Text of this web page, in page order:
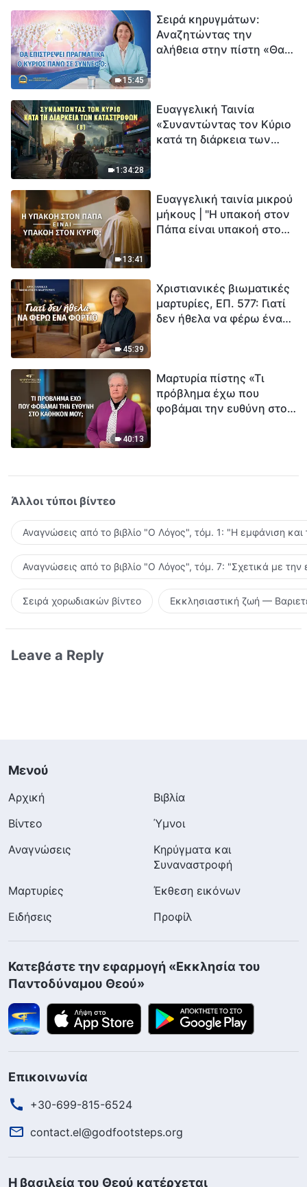
15:45
Σειρά κηρυγμάτων:
Αναζητώντας την
αλήθεια στην πίστη «Θα
1:34:28
Ευαγγελική Ταινία
«Συναντώντας τον Κύριο
κατά τη διάρκεια των
εξαφάνισης». Οι
καταστροφές χτυπούν.
Ξεκινά η αντίστροφη
13:41
Ευαγγελική ταινία μικρού
μήκους | "Η υπακοή στον
Πάπα είναι υπακοή στον
45:39
Χριστιανικές βιωματικές
μαρτυρίες, ΕΠ. 577: Γιατί
δεν ήθελα να φέρω ένα
40:13
Μαρτυρία πίστης «Τι
πρόβλημα έχω που
φοβάμαι την ευθύνη στο
Άλλοι τύποι βίντεο
Αναγνώσεις από το βιβλίο "Ο Λόγος", τόμ. 1: "Η εμφάνιση
Αναγνώσεις από το βιβλίο "Ο Λόγος", τόμ. 7: "Σχετικά με την
Σειρά χορωδιακών βίντεο Εκκλησιαστική ζωή —
Leave a Reply
Μενού
Αρχική
Βιβλία
Βίντεο
Ύμνοι
Αναγνώσεις
Κηρύγματα και
Συναναστροφή
Μαρτυρίες
Έκθεση εικόνων
Ειδήσεις
Προφίλ
Κατεβάστε την εφαρμογή «Εκκλησία του
Παντοδύναμου Θεού»
Επικοινωνία
+30-699-815-6524
contact.el@godfootsteps.org
Η βασιλεία του Θεού κατέρχεται